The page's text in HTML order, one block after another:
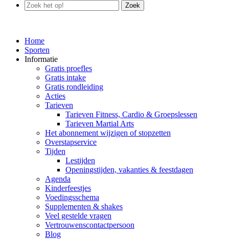
Zoek
Home
Sporten
Informatie
Gratis proefles
Gratis intake
Gratis rondleiding
Acties
Tarieven
Tarieven Fitness, Cardio & Groepslessen
Tarieven Martial Arts
Het abonnement wijzigen of stopzetten
Overstapservice
Tijden
Lestijden
Openingstijden, vakanties & feestdagen
Agenda
Kinderfeestjes
Voedingsschema
Supplementen & shakes
Veel gestelde vragen
Vertrouwenscontactpersoon
Blog